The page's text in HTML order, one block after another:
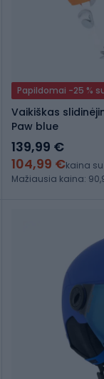
Papildomai -25 %
Vaikiškas
Paw blue
139,99 €
104,99 €kaina
Mažiausia kaina: